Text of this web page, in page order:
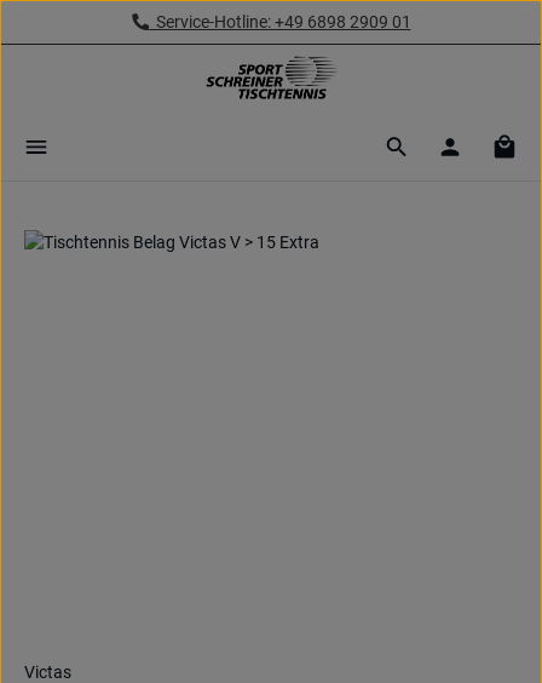
Zum Hauptinhalt springenService-Hotline: +49 6898 2909 01
Bildergalerie überspringen
Victas